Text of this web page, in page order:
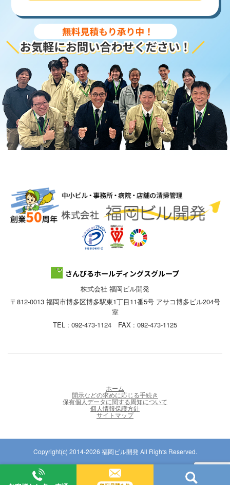
株式会社 福岡ビル開発
〒812-0013 福岡市博多区博多駅東1丁目11番5号 アサコ博多ビル204号
室
TEL : 092-473-1124 FAX : 092-473-1125
ホーム
開示などの求めに応じる手続き
保有個人データに関する周知について
個人情報保護方針
サイトマップ
Copyright(c) 2014-2026 福岡ビル開発 All Rights Reserved.